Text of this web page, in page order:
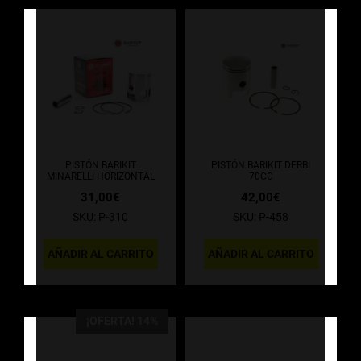
PISTÓN BARIKIT
MINARELLI HORIZONTAL
31,00 €
SKU: P-310
PISTÓN BARIKIT DERBI
70CC
42,00 €
SKU: P-458